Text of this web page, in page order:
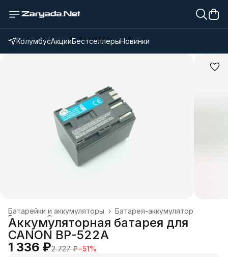
КолумбусАкцииБестселлерыНовинки
Батарея-аккумулятор
Батарейки и аккумуляторы ›
Электроника
Главная
Аккумуляторная батарея для
CANON BP-522A
1 336 ₽2 727 ₽−51%